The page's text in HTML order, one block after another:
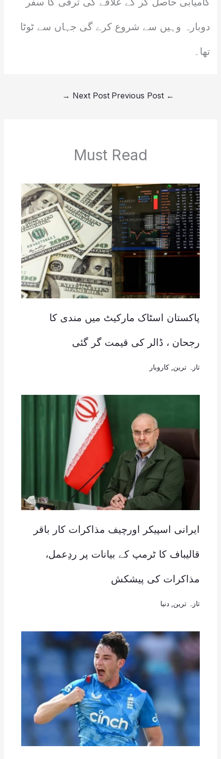
دوبارہ وہیں سے شروع کرے گی جہاں سے ٹوٹا
تھا۔
←
Next Post
→
Must Read
پاکستان اسٹاک مارکیٹ میں مندی کا
رجحان ، ڈالر کی قیمت گر گئی
تازہ ترین کاروبار
ایرانی اسپیکر اورچیف مذاکرات کار باقر
قالیباف کا ٹرمپ کے بیانات پر ردِعمل،
مذاکرات کی پیشکش
تازہ ترین دنیا